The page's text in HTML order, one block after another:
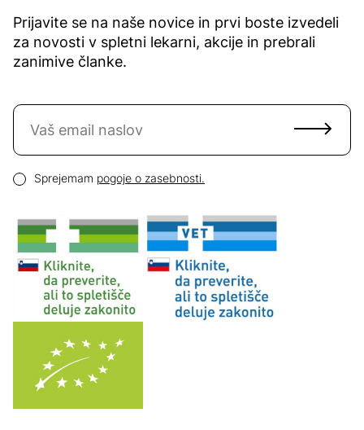
Prijavite se na naše novice in prvi boste izvedeli
za novosti v spletni lekarni, akcije in prebrali
zanimive članke.
Naročite se na novice
Pogoji zasebnosti
Sprejemam pogoje o zasebnosti.